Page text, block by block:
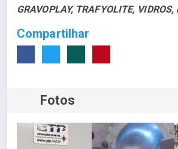
GRAVOPLAY, TRAFYOLITE, VIDROS,
Compartilhar
Fotos